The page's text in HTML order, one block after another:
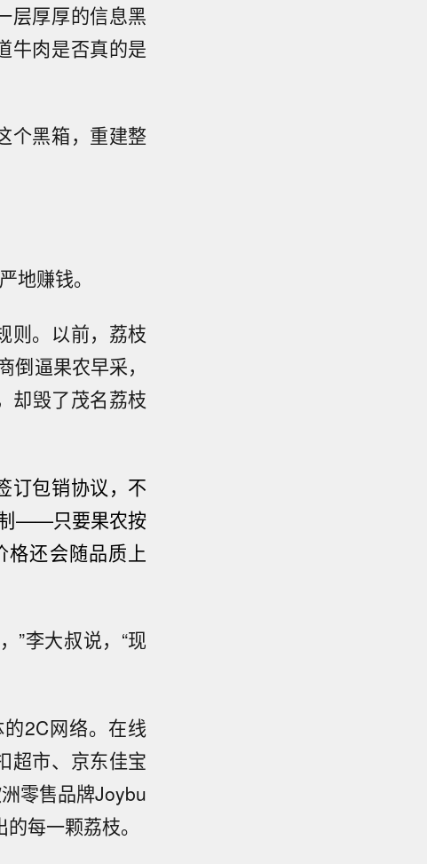
层厚厚的信息黑
牛肉是否真的是
个黑箱，重建整
地赚钱。
则。以前，荔枝
逼果农早采，
却毁了茂名荔枝
订包销协议，不
——只要果农按
还会随品质上
”李大叔说，“现
2C网络。在线
超市、京东佳宝
零售品牌Joybu
每一颗荔枝。